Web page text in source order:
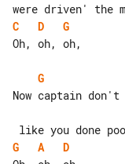
C
D
G
Oh, oh, oh,
G
G
A
D